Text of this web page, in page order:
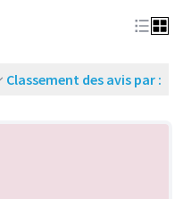
Classement des avis par :